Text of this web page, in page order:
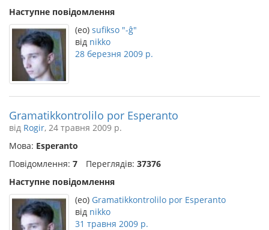
Наступне повідомлення
(eo) sufikso "-ĝ"
від nikko
28 березня 2009 р.
Gramatikkontrolilo por Esperanto
від Rogir, 24 травня 2009 р.
Мова: Esperanto
Повідомлення: 7 Переглядів: 37376
Наступне повідомлення
(eo) Gramatikkontrolilo por Esperanto
від nikko
31 травня 2009 р.